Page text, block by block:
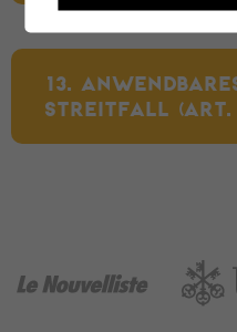
13.
STREITFALL (ART.